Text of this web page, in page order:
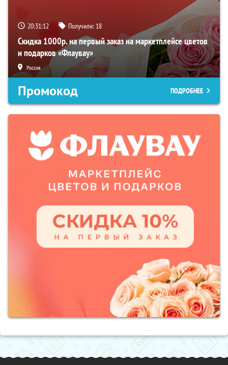
20:31:11 Получили: 18
Скидка 1000р. на первый заказ на маркетплейсе цветов
и подарков «Флаувау»
Россия
Промокод ПОДРОБНЕЕ